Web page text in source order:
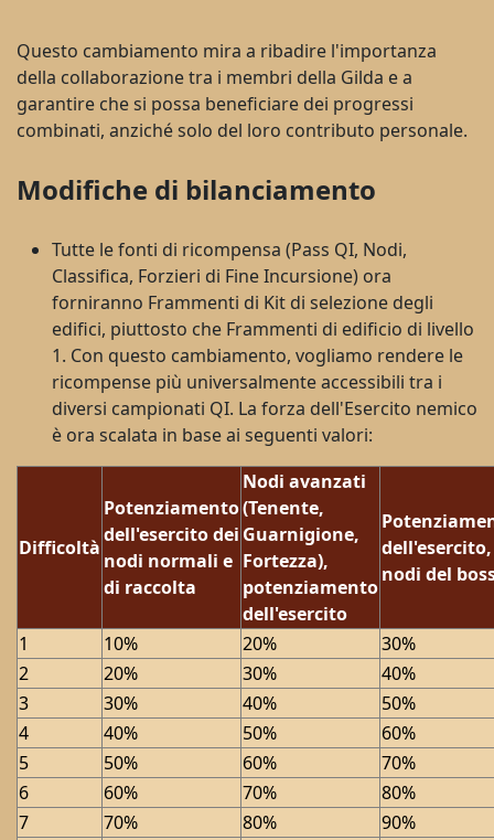
Questo cambiamento mira a ribadire l'importanza
della collaborazione tra i membri della Gilda e a
garantire che si possa beneficiare dei progressi
combinati, anziché solo del loro contributo personale.
Modifiche di bilanciamento
Tutte le fonti di ricompensa (Pass QI, Nodi,
Classifica, Forzieri di Fine Incursione) ora
forniranno Frammenti di Kit di selezione degli
edifici, piuttosto che Frammenti di edificio di livello
1. Con questo cambiamento, vogliamo rendere le
ricompense più universalmente accessibili tra i
diversi campionati QI. La forza dell'Esercito nemico
è ora scalata in base ai seguenti valori:
Difficoltà
Potenziamento
dell'esercito dei
nodi normali e
di raccolta
Nodi avanzati
(Tenente,
Guarnigione,
Fortezza),
potenziamento
dell'esercito
dell'esercito,
nodi del
1 10% 20%
30%
2
20% 30%
40%
3
30% 40%
50%
4
40% 50%
60%
5
50% 60%
70%
6
60% 70%
80%
7
70% 80%
90%